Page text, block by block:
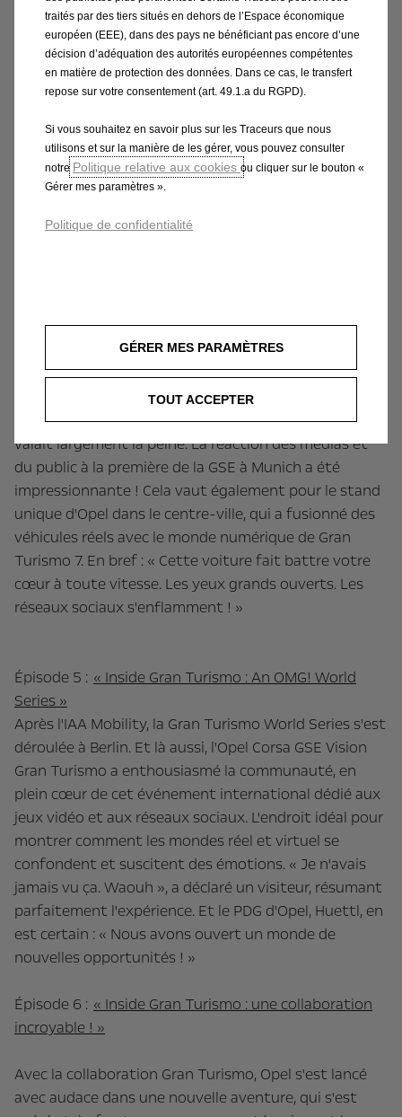
incomparables de cette étude haute performance. Ce
qui la rend spéciale, c'est que tous les détails peuvent
être vus et expérimentés non seulement dans le
monde réel, mais aussi dans le monde numérique de
course au monde. De plus, la Corsa GSE Vision Gran
Turismo donne un premier aperçu de la prochaine
génération de véhicules Opel.
Épisode 4 :« IAA : une première mondiale incroyable !
travaillons tous depuis plus d'un an, où nous pouvons
enfin dévoiler la voiture et la montrer au public
mondial. » L'excitation décrite par Florian Huettl, PDG
d'Opel, lors de la première mondiale de l'Opel Corsa
GSE Vision Gran Turismo à l'IAA Mobility 2025 en
valait largement la peine. La réaction des médias et
du public à la première de la GSE à Munich a été
impressionnante ! Cela vaut également pour le stand
unique d'Opel dans le centre-ville, qui a fusionné des
véhicules réels avec le monde numérique de Gran
Turismo 7. En bref : « Cette voiture fait battre votre
cœur à toute vitesse. Les yeux grands ouverts. Les
réseaux sociaux s'enflamment ! »
Épisode 5 : « Inside Gran Turismo : An OMG! World
Series »
Après l'IAA Mobility, la Gran Turismo World Series s'est
déroulée à Berlin. Et là aussi, l'Opel Corsa GSE Vision
Gran Turismo a enthousiasmé la communauté, en
plein cœur de cet événement international dédié aux
jeux vidéo et aux réseaux sociaux. L'endroit idéal pour
montrer comment les mondes réel et virtuel se
confondent et suscitent des émotions. « Je n'avais
jamais vu ça. Waouh », a déclaré un visiteur, résumant
parfaitement l'expérience. Et le PDG d'Opel, Huettl, en
est certain : « Nous avons ouvert un monde de
nouvelles opportunités ! »
Épisode 6 : « Inside Gran Turismo : une collaboration
incroyable ! »
Avec la collaboration Gran Turismo, Opel s'est lancé
avec audace dans une nouvelle aventure, qui s'est
traités par des tiers situés en dehors de l’Espace économique
européen (EEE), dans des pays ne bénéficiant pas encore d’une
décision d’adéquation des autorités européennes compétentes
en matière de protection des données. Dans ce cas, le transfert
repose sur votre consentement (art. 49.1.a du RGPD).
Si vous souhaitez en savoir plus sur les Traceurs que nous
utilisons et sur la manière de les gérer, vous pouvez consulter
notre Politique relative aux cookies ou cliquer sur le bouton «
Gérer mes paramètres ».
Politique de confidentialité
GÉRER MES PARAMÈTRES
TOUT ACCEPTER